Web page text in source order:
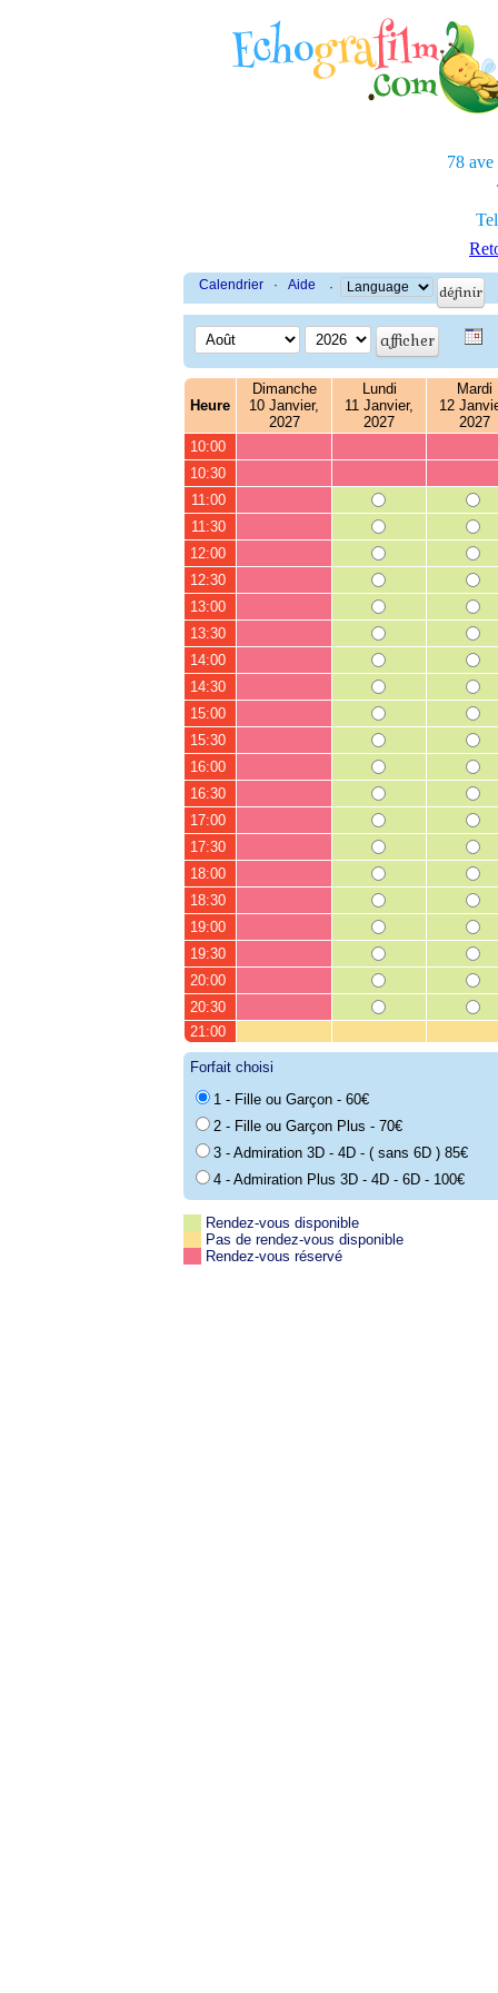
78 ave
Calendrier · Aide ·
Heure
Dimanche
10 Janvier,
2027
Lundi
11 Janvier,
2027
Mardi
12
2027
10:00
10:30
11:00
11:30
12:00
12:30
13:00
13:30
14:00
14:30
15:00
15:30
16:00
16:30
17:00
17:30
18:00
18:30
19:00
19:30
20:00
20:30
21:00
Forfait choisi
1 - Fille ou Garçon - 60€
2 - Fille ou Garçon Plus - 70€
3 - Admiration 3D - 4D - ( sans 6D ) 85€
4 - Admiration Plus 3D - 4D - 6D - 100€
Rendez-vous disponible
Pas de rendez-vous disponible
Rendez-vous réservé